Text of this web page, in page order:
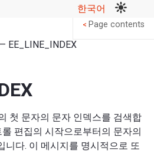
한국어
— EE_LINE_INDEX
첫 문자의 문자 인덱스를 검색합
편집의 시작으로부터의 문자의
니다. 이 메시지를 명시적으로 또
< Page contents